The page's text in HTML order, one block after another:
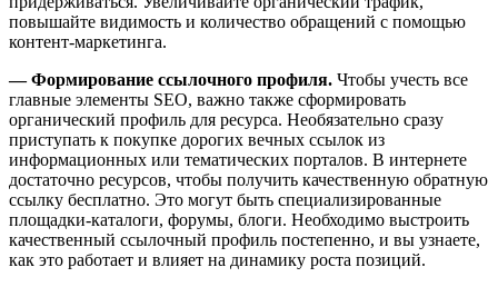
повышайте видимость и количество обращений с помощью
контент-маркетинга.
— Формирование ссылочного профиля. Чтобы учесть все
главные элементы SEO, важно также сформировать
органический профиль для ресурса. Необязательно сразу
приступать к покупке дорогих вечных ссылок из
информационных или тематических порталов. В интернете
достаточно ресурсов, чтобы получить качественную обратную
ссылку бесплатно. Это могут быть специализированные
площадки-каталоги, форумы, блоги. Необходимо выстроить
качественный ссылочный профиль постепенно, и вы узнаете,
как это работает и влияет на динамику роста позиций.